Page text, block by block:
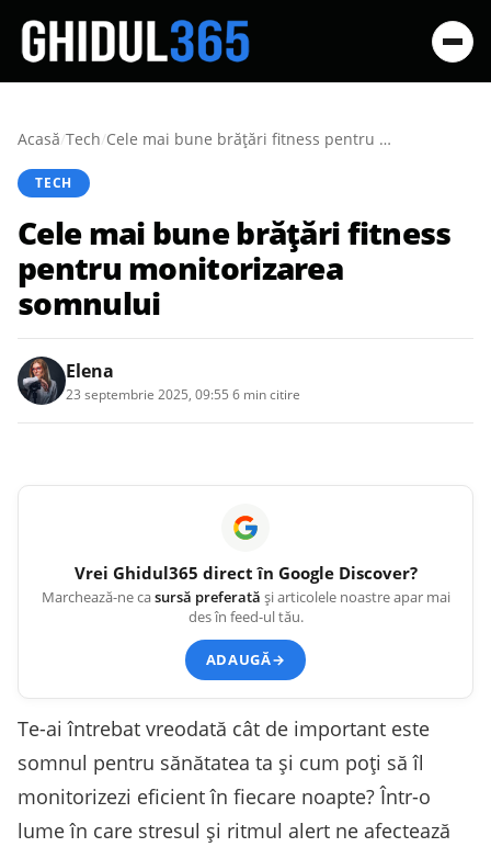
Acasă/Tech/ Cele mai bune brățări fitness pentru monitorizarea somnului
TECH
Cele mai bune brățări fitness
pentru monitorizarea
somnului
Elena
23 septembrie 2025, 09:55 6 min citire
Vrei Ghidul365 direct în Google Discover?
Marchează-ne casursă preferată și articolele noastre apar mai
des în feed-ul tău.
ADAUGĂ→
Te-ai întrebat vreodată cât de important este
somnul pentru sănătatea ta și cum poți să îl
monitorizezi eficient în fiecare noapte? Într-o
lume în care stresul și ritmul alert ne afectează